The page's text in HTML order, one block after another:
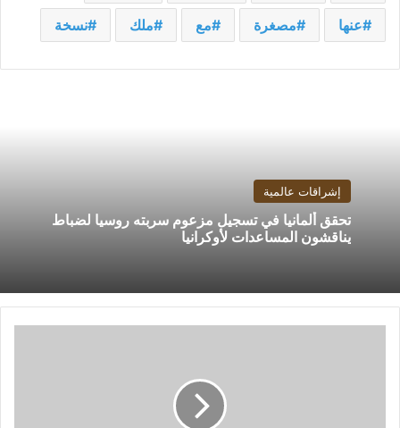
عنها مصغرة مع ملك نسخة
إشراقات عالمية
تحقق ألمانيا في تسجيل مزعوم سربته روسيا لضباط
يناقشون المساعدات لأوكرانيا